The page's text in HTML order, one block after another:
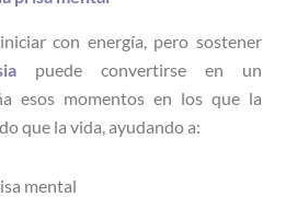
con energía, pero sostener
puede convertirse en un
esos momentos en los que la
que la vida, ayudando a:
mental